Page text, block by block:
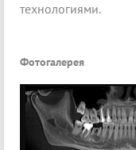
технологиями.
Фотогалерея